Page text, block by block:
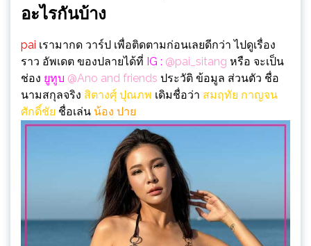
อะไรกันบ้าง
pai เรามากด วาร์ป เพื่อติดตามก่อนเลยดีกว่า ไปดูเรื่อง
ราว อัพเดต ของปลายได้ที่ IG : @pai_sitang หรือ จะเป็น
ช่อง ยูทูบ @Ano and friends ประวัติ ข้อมูล ส่วนตัว ชื่อ
นามสกุลจริง สิตางศุ์ ปุณภพ เดิมชื่อว่า สมฤทัย กาญจน
ศักดิ์ชัย ชื่อเล่น น้อง ปาย